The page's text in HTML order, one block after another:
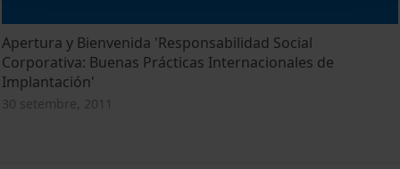
Apertura y Bienvenida 'Responsabilidad Social
Corporativa: Buenas Prácticas Internacionales de
Implantación'
30 setembre, 2011